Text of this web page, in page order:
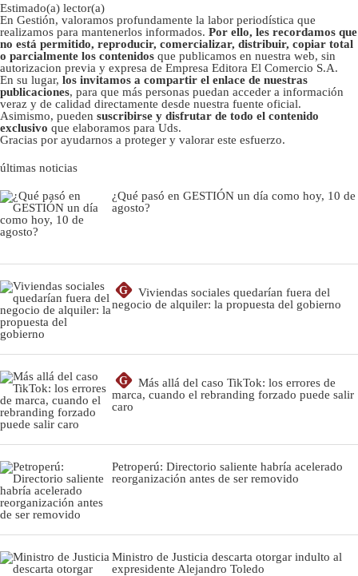
Estimado(a) lector(a)
En Gestión, valoramos profundamente la labor periodística que
realizamos para mantenerlos informados. Por ello, les recordamos que
no está permitido, reproducir, comercializar, distribuir, copiar total
o parcialmente los contenidos que publicamos en nuestra web, sin
autorizacion previa y expresa de Empresa Editora El Comercio S.A.
En su lugar, los invitamos a compartir el enlace de nuestras
publicaciones, para que más personas puedan acceder a información
veraz y de calidad directamente desde nuestra fuente oficial.
Asimismo, pueden suscribirse y disfrutar de todo el contenido
exclusivo que elaboramos para Uds.
Gracias por ayudarnos a proteger y valorar este esfuerzo.
últimas noticias
¿Qué pasó en GESTIÓN un día como hoy, 10 de
agosto?
G
Viviendas sociales quedarían fuera del
negocio de alquiler: la propuesta del gobierno
G
Más allá del caso TikTok: los errores de
marca, cuando el rebranding forzado puede salir
caro
Petroperú: Directorio saliente habría acelerado
reorganización antes de ser removido
Ministro de Justicia descarta otorgar indulto al
expresidente Alejandro Toledo